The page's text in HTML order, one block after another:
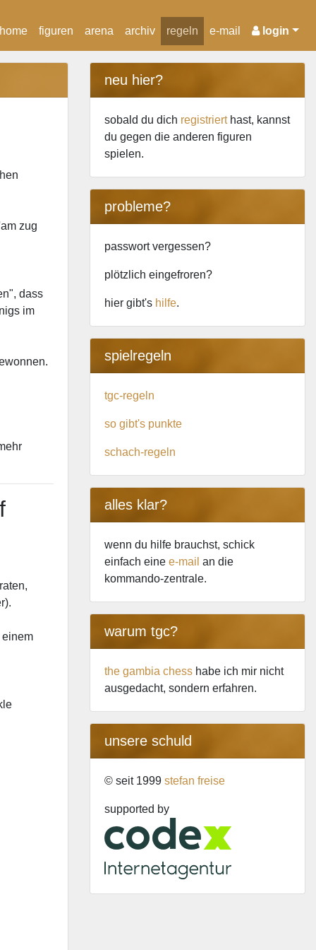
home figuren arena archiv regeln e-mail login
zug
dass
im
einem
neu hier?
sobald du dich registrierthast, kannst
du gegen die anderen figuren
spielen.
probleme?
passwort vergessen?
plötzlich eingefroren?
hier gibt's hilfe.
spielregeln
tgc-regeln
so gibt's punkte
schach-regeln
alles klar?
wenn du hilfe brauchst, schick
einfach eine e-mail an die
kommando-zentrale.
warum tgc?
the gambia chess habe ich mir nicht
ausgedacht, sondern erfahren.
unsere schuld
© seit 1999 stefan freise
supported by